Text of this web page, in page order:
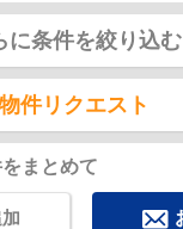
に条件を絞り込む
物件リクエスト
まとめて